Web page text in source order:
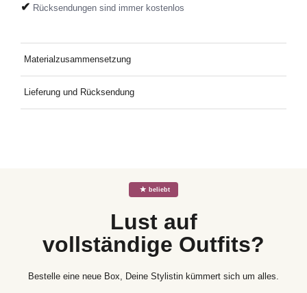
✔ Rücksendungen sind immer kostenlos
Materialzusammensetzung
Lieferung und Rücksendung
☆ beliebt
Lust auf
vollständige Outfits?
Bestelle eine neue Box, Deine Stylistin kümmert sich um alles.